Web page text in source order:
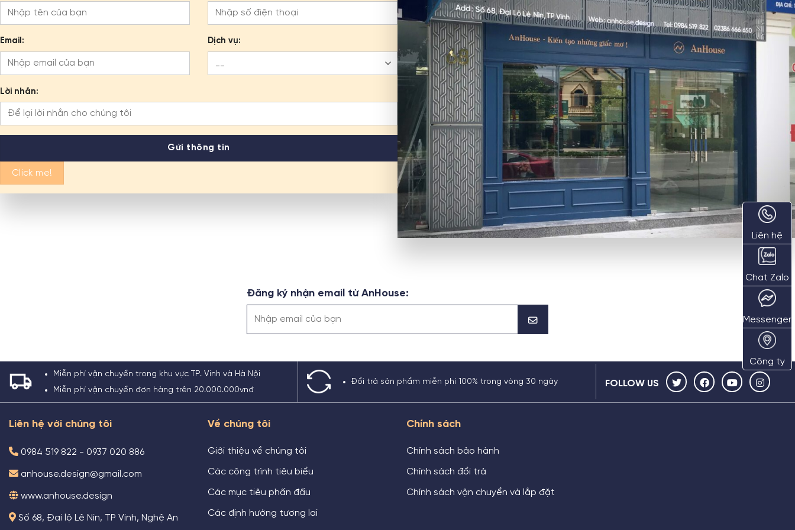
Email: Dịch vụ:
Lời nhắn:
Click me!
Đăng ký nhận email từ AnHouse:
Liên hệ
Chat Zalo
Messenger
Công ty
Miễn phí vận chuyển trong khu vực TP. Vinh và Hà Nội
Miễn phí vận chuyển đơn hàng trên 20.000.000vnđ
Đổi trả sản phẩm miễn phí 100% trong vòng 30 ngày FOLLOW US
Liên hệ với chúng tôi
0984 519 822 - 0937 020 886
anhouse.design@gmail.com
www.anhouse.design
Số 68, Đại lộ Lê Nin, TP Vinh, Nghệ An
Về chúng tôi
Giới thiệu về chúng tôi
Các công trình tiêu biểu
Các mục tiêu phấn đấu
Các định hướng tương lai
Chính sách
Chính sách bảo hành
Chính sách đổi trả
Chính sách vận chuyển và lắp đặt